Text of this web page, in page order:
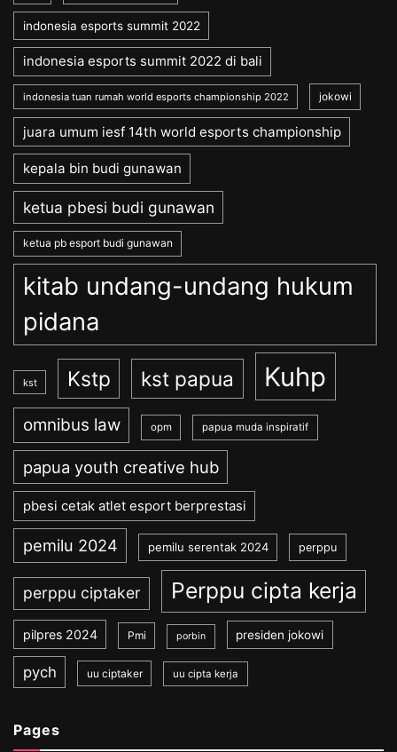
indonesia esports summit 2022
indonesia esports summit 2022 di bali
indonesia tuan rumah world esports championship 2022 jokowi
juara umum iesf 14th world esports championship
kepala bin budi gunawan
ketua pbesi budi gunawan
ketua pb esport budi gunawan
kitab undang-undang hukum
pidana
kst Kstp kst papua Kuhp
omnibus law opm papua muda inspiratif
papua youth creative hub
pbesi cetak atlet esport berprestasi
pemilu 2024 pemilu serentak 2024 perppu
perppu ciptaker Perppu cipta kerja
pilpres 2024 Pmi porbin presiden jokowi
pych uu ciptaker uu cipta kerja
Pages